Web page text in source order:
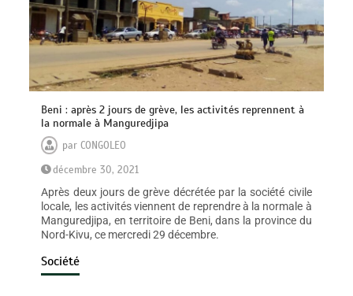
Beni : après 2 jours de grève, les activités reprennent à
la normale à Manguredjipa
parCONGOLEO
décembre 30, 2021
Après deux jours de grève décrétée par la société civile
locale, les activités viennent de reprendre à la normale à
Manguredjipa, en territoire de Beni, dans la province du
Nord-Kivu, ce mercredi 29 décembre.
Société